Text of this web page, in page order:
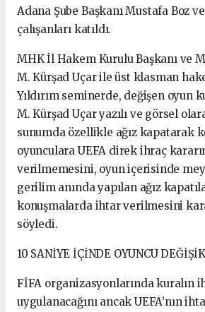
Adana Şube Başkanı Mustafa Boz
çalışanları katıldı.
MHK İl Hakem Kurulu Başkanı ve
M. Kürşad Uçar ile üst klasman
Yıldırım seminerde, değişen oyun
M. Kürşad Uçar yazılı ve görsel
sunumda özellikle ağız kapatarak
oyunculara UEFA direk ihraç
verilmemesini, oyun içerisinde
gerilim anında yapılan ağız
konuşmalarda ihtar verilmesini
söyledi.
10 SANİYE İÇİNDE OYUNCU
FİFA organizasyonlarında kuralın
uygulanacağını ancak UEFA’nın